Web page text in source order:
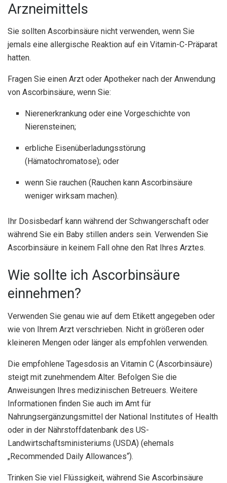
Arzneimittels
Sie sollten Ascorbinsäure nicht verwenden, wenn Sie
jemals eine allergische Reaktion auf ein Vitamin-C-Präparat
hatten.
Fragen Sie einen Arzt oder Apotheker nach der Anwendung
von Ascorbinsäure, wenn Sie:
Nierenerkrankung oder eine Vorgeschichte von
Nierensteinen;
erbliche Eisenüberladungsstörung
(Hämatochromatose); oder
wenn Sie rauchen (Rauchen kann Ascorbinsäure
weniger wirksam machen).
Ihr Dosisbedarf kann während der Schwangerschaft oder
während Sie ein Baby stillen anders sein. Verwenden Sie
Ascorbinsäure in keinem Fall ohne den Rat Ihres Arztes.
Wie sollte ich Ascorbinsäure
einnehmen?
Verwenden Sie genau wie auf dem Etikett angegeben oder
wie von Ihrem Arzt verschrieben. Nicht in größeren oder
kleineren Mengen oder länger als empfohlen verwenden.
Die empfohlene Tagesdosis an Vitamin C (Ascorbinsäure)
steigt mit zunehmendem Alter. Befolgen Sie die
Anweisungen Ihres medizinischen Betreuers. Weitere
Informationen finden Sie auch im Amt für
Nahrungsergänzungsmittel der National Institutes of Health
oder in der Nährstoffdatenbank des US-
Landwirtschaftsministeriums (USDA) (ehemals
„Recommended Daily Allowances“).
Trinken Sie viel Flüssigkeit, während Sie Ascorbinsäure